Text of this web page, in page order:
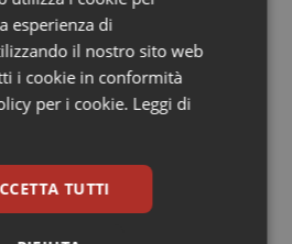
urogenitali
personale dell’Aifa”.
esperienza di
il nostro sito web
i cookie in conformità
per i cookie. Leggi di
TUTTI